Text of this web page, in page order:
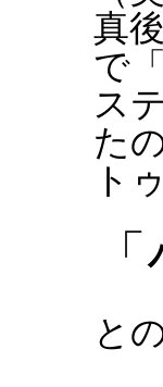
真
で
ス
た
ト
と